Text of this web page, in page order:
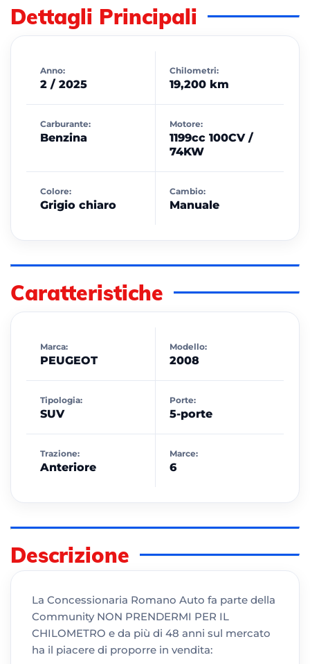
Dettagli Principali
Anno:
2 / 2025
Chilometri:
19,200 km
Carburante:
Benzina
Motore:
1199cc 100CV /
74KW
Colore:
Grigio chiaro
Cambio:
Manuale
Caratteristiche
Marca:
PEUGEOT
Modello:
2008
Tipologia:
SUV
Porte:
5-porte
Trazione:
Anteriore
Marce:
6
Descrizione
La Concessionaria Romano Auto fa parte della
Community NON PRENDERMI PER IL
CHILOMETRO e da più di 48 anni sul mercato
ha il piacere di proporre in vendita: